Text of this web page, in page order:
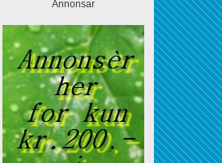
Annonsar